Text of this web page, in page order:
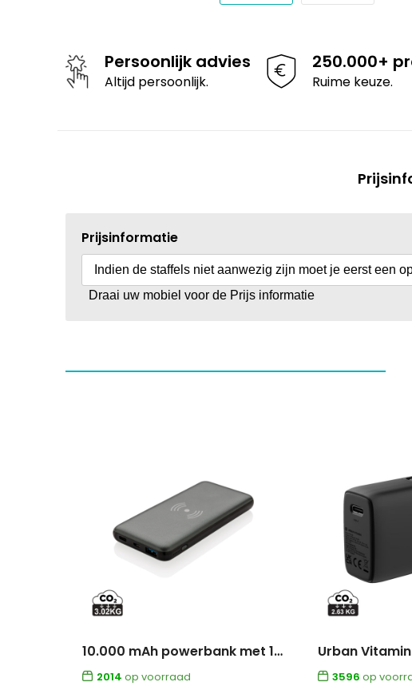
Persoonlijk advies
Altijd persoonlijk.
250.000+
Ruime keuze.
Prijsinformatie
Indien de staffels niet aanwezig zijn moet je eerst een
Draai uw mobiel voor de Prijs informatie
10.000 mAh powerbank met 10W draadloos snelladen met PD
2014 op voorraad
3596 op